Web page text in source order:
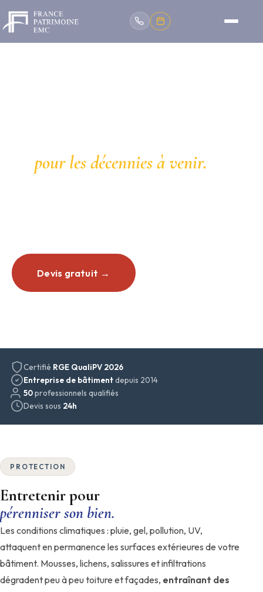
pour les décennies à venir.
Devis gratuit →
Certifié RGE QualiPV 2026
Entreprise de bâtimentdepuis 2014
50professionnels qualifiés
Devis sous 24h
PROTECTION
Entretenir pour
pérenniser son bien.
Les conditions climatiques : pluie, gel, pollution, UV,
attaquent en permanence les surfaces extérieures de votre
bâtiment. Mousses, lichens, salissures et infiltrations
dégradent peu à peu toiture et façades, entraînant des